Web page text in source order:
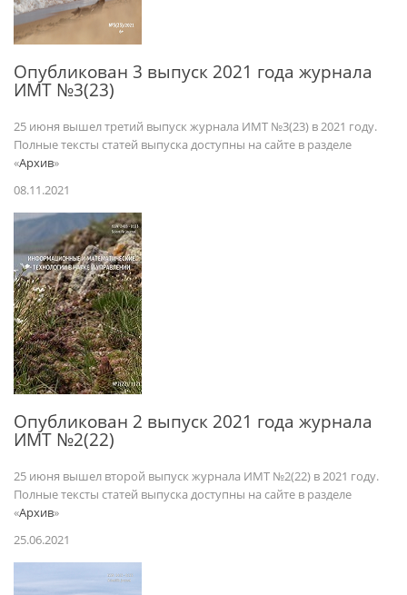
Опубликован 3 выпуск 2021 года журнала
ИМТ №3(23)
25 июня вышел третий выпуск журнала ИМТ №3(23) в 2021 году.
Полные тексты статей выпуска доступны на сайте в разделе
«Архив»
08.11.2021
Опубликован 2 выпуск 2021 года журнала
ИМТ №2(22)
25 июня вышел второй выпуск журнала ИМТ №2(22) в 2021 году.
Полные тексты статей выпуска доступны на сайте в разделе
«Архив»
25.06.2021